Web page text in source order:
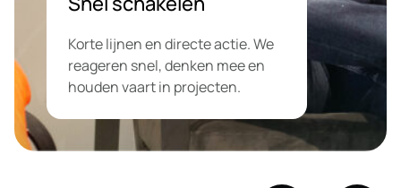
Korte lijnen en directe actie. We
reageren snel, denken mee en
houden vaart in projecten.